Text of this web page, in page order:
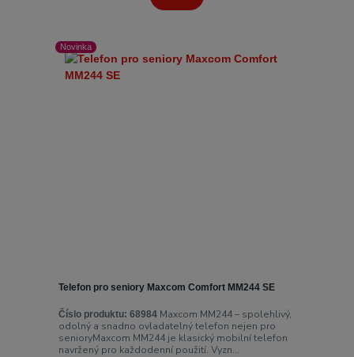
Novinka
Telefon pro seniory Maxcom Comfort MM244 SE
Číslo produktu: 68984Maxcom MM244 – spolehlivý,
odolný a snadno ovladatelný telefon nejen pro
senioryMaxcom MM244 je klasický mobilní telefon
navržený pro každodenní použití. Vyzn...